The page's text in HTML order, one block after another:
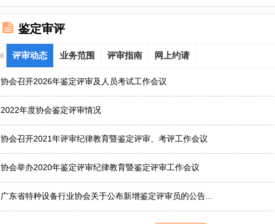
鉴定审评
评审动态 业务范围 评审指南 网上约请
协会召开2026年鉴定评审及人员考试工作会议
2022年度协会鉴定评审情况
协会召开2021年评审纪律教育暨鉴定评审、考评工作会议
协会举办2020年鉴定评审纪律教育暨鉴定评审工作会议
广东省特种设备行业协会关于公布新增鉴定评审员的公告...